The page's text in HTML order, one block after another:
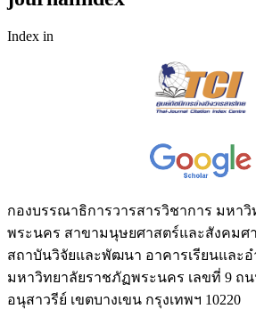
Index in
กองบรรณาธิการวารสารวิชาการ มหา
พระนคร สาขามนุษยศาสตร์และสังคมศ
สถาบันวิจัยและพัฒนา อาคารเรียนและ
มหาวิทยาลัยราชภัฏพระนคร เลขที่ 9 ถ
อนุสาวรีย์ เขตบางเขน กรุงเทพฯ 10220